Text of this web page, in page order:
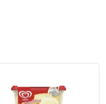
a todos os